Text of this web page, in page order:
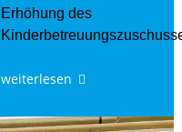
Erhöhung des
weiterlesen